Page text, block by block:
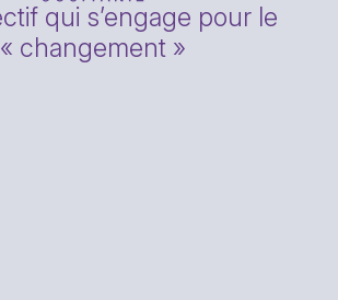
qui s’engage pour le
« changement »